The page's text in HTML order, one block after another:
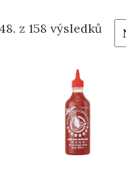
z 158 výsledků